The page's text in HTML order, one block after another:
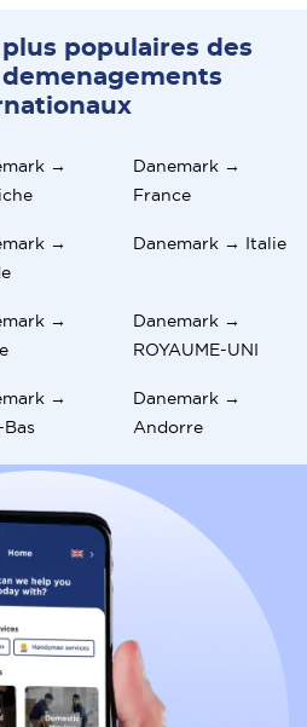
populaires des
→
Danemark →
France
→
Danemark → Italie
→
Danemark →
ROYAUME-UNI
→
Bas
Danemark →
Andorre